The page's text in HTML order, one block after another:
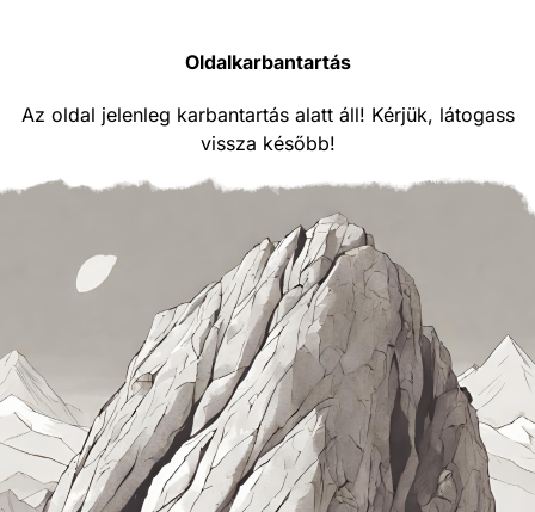
Oldalkarbantartás
Az oldal jelenleg karbantartás alatt áll! Kérjük, látogass
vissza később!